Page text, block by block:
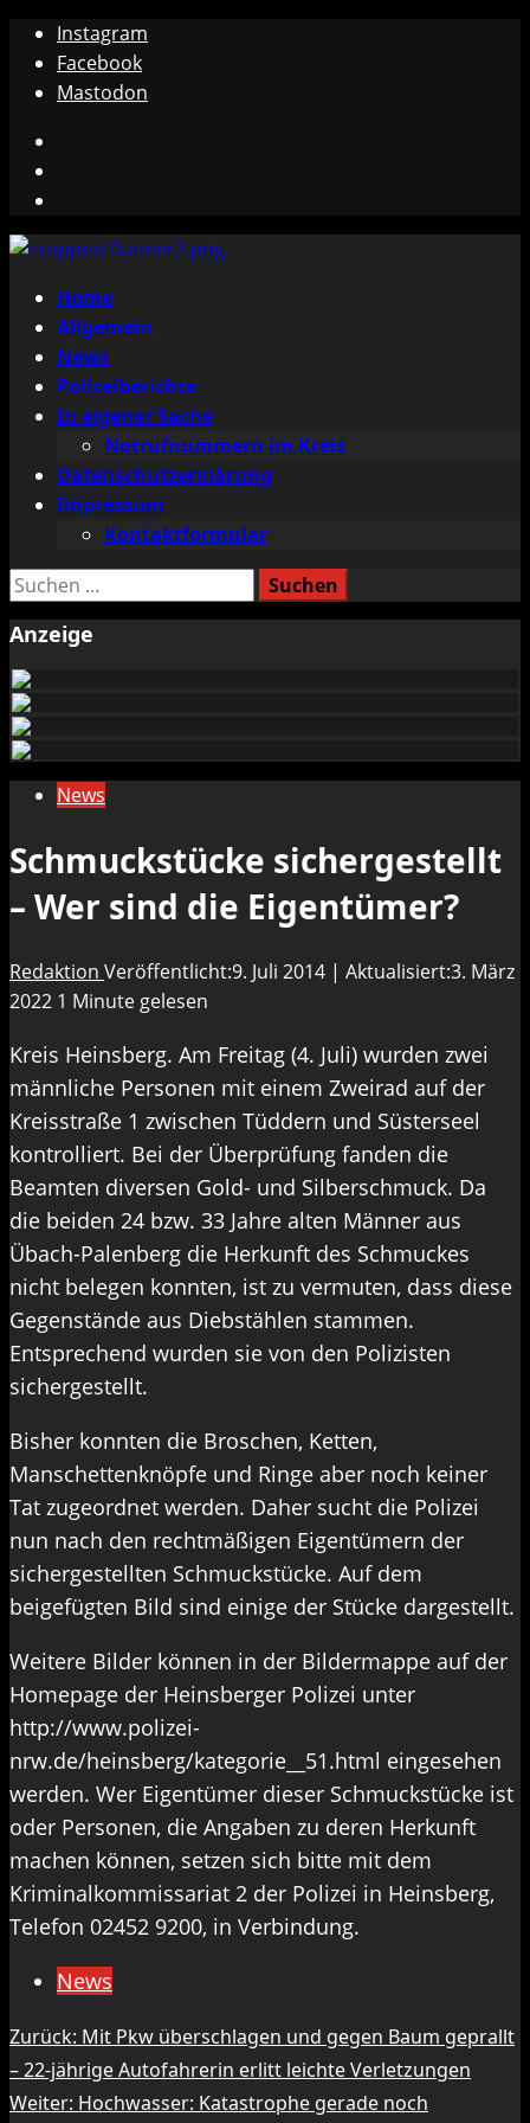
Zum
Inhalt
springen
Instagram
Facebook
Mastodon
Primäres
Menü
Home
Allgemein
News
Polizeiberichte
In eigener Sache
Notrufnummern im Kreis
Datenschutzerklärung
Impressum
Kontaktformular
Suchen
Anzeige
News
Schmuckstücke sichergestellt
– Wer sind die Eigentümer?
Redaktion Veröffentlicht:9. Juli 2014 | Aktualisiert:3. März
2022 1 Minute gelesen
Kreis Heinsberg. Am Freitag (4. Juli) wurden zwei
männliche Personen mit einem Zweirad auf der
Kreisstraße 1 zwischen Tüddern und Süsterseel
kontrolliert. Bei der Überprüfung fanden die
Beamten diversen Gold- und Silberschmuck. Da
die beiden 24 bzw. 33 Jahre alten Männer aus
Übach-Palenberg die Herkunft des Schmuckes
nicht belegen konnten, ist zu vermuten, dass diese
Gegenstände aus Diebstählen stammen.
Entsprechend wurden sie von den Polizisten
sichergestellt.
Bisher konnten die Broschen, Ketten,
Manschettenknöpfe und Ringe aber noch keiner
Tat zugeordnet werden. Daher sucht die Polizei
nun nach den rechtmäßigen Eigentümern der
sichergestellten Schmuckstücke. Auf dem
beigefügten Bild sind einige der Stücke dargestellt.
Weitere Bilder können in der Bildermappe auf der
Homepage der Heinsberger Polizei unter
http://www.polizei-
nrw.de/heinsberg/kategorie__51.html eingesehen
werden. Wer Eigentümer dieser Schmuckstücke ist
oder Personen, die Angaben zu deren Herkunft
machen können, setzen sich bitte mit dem
Kriminalkommissariat 2 der Polizei in Heinsberg,
Telefon 02452 9200, in Verbindung.
News
Beitragsnavigation
Zurück: Mit Pkw überschlagen und gegen Baum geprallt
– 22-jährige Autofahrerin erlitt leichte Verletzungen
Weiter: Hochwasser: Katastrophe gerade noch